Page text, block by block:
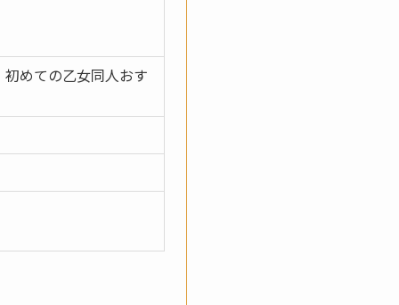
めての乙女同人おす